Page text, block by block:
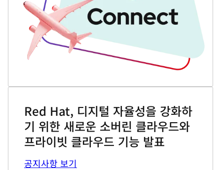
Red Hat, 디지털 자율성을 강화하
기 위한 새로운 소버린 클라우드와
프라이빗 클라우드 기능 발표
공지사항 보기